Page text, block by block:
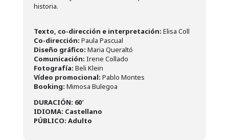
historia.
Texto, co-dirección e interpretación: Elisa Coll
Co-dirección: Paula Pascual
Diseño gráfico: Maria Queraltó
Comunicación: Irene Collado
Fotografía: Beli Klein
Vídeo promocional: Pablo Montes
Booking: Mimosa Bulegoa
DURACIÓN: 60′
IDIOMA: Castellano
PÚBLICO: Adulto